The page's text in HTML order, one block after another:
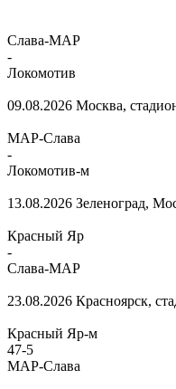
Слава-МАР
-
Локомотив
09.08.2026 Москва,
МАР-Слава
-
Локомотив-м
13.08.2026 Зеленоград,
Красный Яр
-
Слава-МАР
23.08.2026 Красноярск,
Красный Яр-м
47-5
МАР-Слава